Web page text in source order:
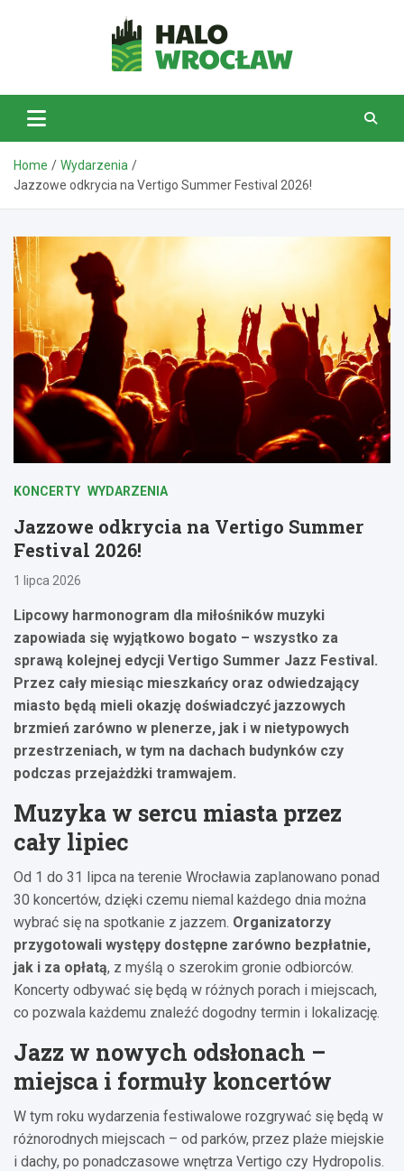
HaloWrocław.pl
Home
Wydarzenia
Jazzowe odkrycia na Vertigo Summer Festival 2026!
KONCERTY WYDARZENIA
Jazzowe odkrycia na Vertigo Summer
Festival 2026!
1 lipca 2026
Lipcowy harmonogram dla miłośników muzyki
zapowiada się wyjątkowo bogato – wszystko za
sprawą kolejnej edycji Vertigo Summer Jazz Festival.
Przez cały miesiąc mieszkańcy oraz odwiedzający
miasto będą mieli okazję doświadczyć jazzowych
brzmień zarówno w plenerze, jak i w nietypowych
przestrzeniach, w tym na dachach budynków czy
podczas przejażdżki tramwajem.
Muzyka w sercu miasta przez
cały lipiec
Od 1 do 31 lipca na terenie Wrocławia zaplanowano ponad
30 koncertów, dzięki czemu niemal każdego dnia można
wybrać się na spotkanie z jazzem. Organizatorzy
przygotowali występy dostępne zarówno bezpłatnie,
jak i za opłatą, z myślą o szerokim gronie odbiorców.
Koncerty odbywać się będą w różnych porach i miejscach,
co pozwala każdemu znaleźć dogodny termin i lokalizację.
Jazz w nowych odsłonach –
miejsca i formuły koncertów
W tym roku wydarzenia festiwalowe rozgrywać się będą w
różnorodnych miejscach – od parków, przez plaże miejskie
i dachy, po ponadczasowe wnętrza Vertigo czy Hydropolis.